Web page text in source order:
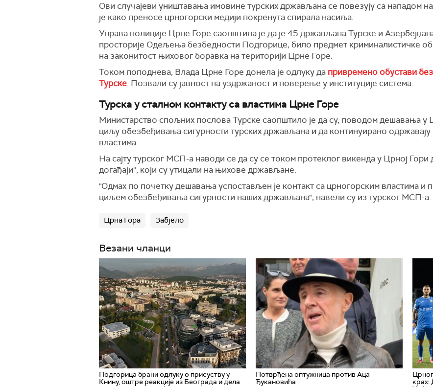
Ови случајеви уништавања имовине турских држављана се повезују са нападом
је како преносе црногорски медији покренута спирала насиља.
Управа полиције Црне Горе саопштила је да је 45 држављана Турске и
просторије Одељења безбедности Подгорице, било предмет криминалистичке
на законитост њиховог боравка на територији Црне Горе.
Током поподнева, Влада Црне Горе донела је одлуку да привремено обустави
Турске. Позвали су јавност на уздржаност и поверење у институције система.
Турскау сталном контакту са властима Црне Горе
Министарство спољних послова Турске саопштило је да су, поводом дешавања у
циљу обезбеђивања сигурности турских држављана и да континуирано одржавају
властима.
На сајту турског МСП-а наводи се да су се током протеклог викенда у Црној
догађаји", који су утицали на њихове држављане.
"Одмах по почетку дешавања успостављен је контакт са црногорским властима и
циљем обезбеђивања сигурности наших држављана", навели су из турског МСП-а.
Црна Гора Забјело
Везани чланци
Подгорица брани одлуку о присуству у
Книну, оштре реакције из Београда и дела
Потврђена оптужница против Аца
Ђукановића
крах: